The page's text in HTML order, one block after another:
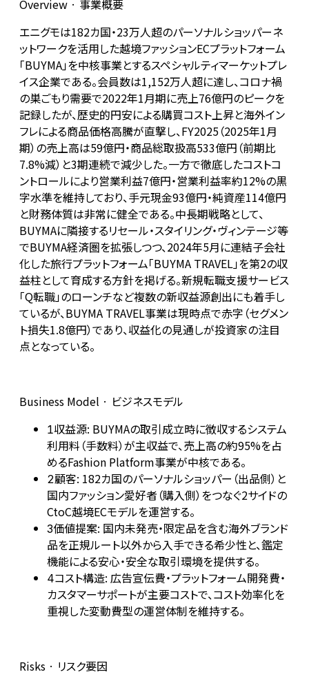
Overview · 事業概要
エニグモは182カ国・23万人超のパーソナルショッパーネ
ットワークを活用した越境ファッションECプラットフォーム
「BUYMA」を中核事業とするスペシャルティマーケットプレ
イス企業である。会員数は1,152万人超に達し、コロナ禍
の巣ごもり需要で2022年1月期に売上76億円のピークを
記録したが、歴史的円安による購買コスト上昇と海外イン
フレによる商品価格高騰が直撃し、FY2025（2025年1月
期）の売上高は59億円・商品総取扱高533億円（前期比
7.8%減）と3期連続で減少した。一方で徹底したコストコ
ントロールにより営業利益7億円・営業利益率約12%の黒
字水準を維持しており、手元現金93億円・純資産114億円
と財務体質は非常に健全である。中長期戦略として、
BUYMAに隣接するリセール・スタイリング・ヴィンテージ等
でBUYMA経済圏を拡張しつつ、2024年5月に連結子会社
化した旅行プラットフォーム「BUYMA TRAVEL」を第2の収
益柱として育成する方針を掲げる。新規転職支援サービス
「Q転職」のローンチなど複数の新収益源創出にも着手し
ているが、BUYMA TRAVEL事業は現時点で赤字（セグメン
ト損失1.8億円）であり、収益化の見通しが投資家の注目
点となっている。
Business Model · ビジネスモデル
1収益源: BUYMAの取引成立時に徴収するシステム
利用料（手数料）が主収益で、売上高の約95%を占
めるFashion Platform事業が中核である。
2顧客: 182カ国のパーソナルショッパー（出品側）と
国内ファッション愛好者（購入側）をつなぐ2サイドの
CtoC越境ECモデルを運営する。
3価値提案: 国内未発売・限定品を含む海外ブランド
品を正規ルート以外から入手できる希少性と、鑑定
機能による安心・安全な取引環境を提供する。
4コスト構造: 広告宣伝費・プラットフォーム開発費・
カスタマーサポートが主要コストで、コスト効率化を
重視した変動費型の運営体制を維持する。
Risks · リスク要因